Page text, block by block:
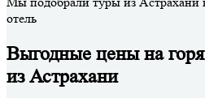
отель
Выгодные цены на
из Астрахани